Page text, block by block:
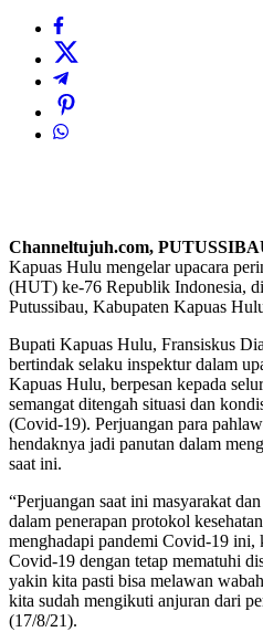
Channeltujuh.com,
Kapuas Hulu mengelar upacara
(HUT) ke-76 Republik Indonesia,
Putussibau, Kabupaten Kapuas
Bupati Kapuas Hulu, Fransiskus
bertindak selaku inspektur dalam
Kapuas Hulu, berpesan kepada
semangat ditengah situasi dan
(Covid-19). Perjuangan para
hendaknya jadi panutan dalam
saat ini.
“Perjuangan saat ini masyarakat
dalam penerapan protokol
menghadapi pandemi Covid-19 ini,
Covid-19 dengan tetap mematuhi
yakin kita pasti bisa melawan
kita sudah mengikuti anjuran dari
(17/8/21).